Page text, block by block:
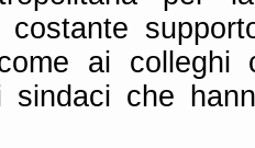
ai colleghi
sindaci che